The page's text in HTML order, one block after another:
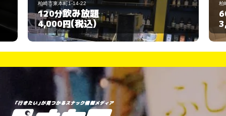
柏崎市東本町2-1-4
60分飲み放題
3,000円(税込)